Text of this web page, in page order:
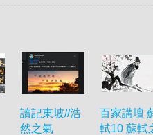
讀記東坡//浩
然之氣
百家講壇
軾10 蘇軾